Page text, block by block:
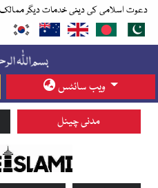
دعوت اسلامی کی دینی خدمات دیگر
ویب سائٹس
مدنی چینل